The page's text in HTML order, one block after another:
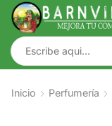
Inicio Perfumería